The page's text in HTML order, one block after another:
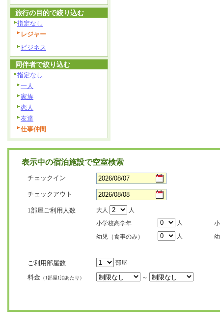
旅行の目的で絞り込む
指定なし
レジャー
ビジネス
同伴者で絞り込む
指定なし
一人
家族
恋人
友達
仕事仲間
表示中の宿泊施設で空室検索
チェックイン
チェックアウト
1部屋ご利用人数 大人
人
小学校高学年
人
幼児（食事のみ）
人
ご利用部屋数 部屋
料金 （1部屋1泊あたり） ～